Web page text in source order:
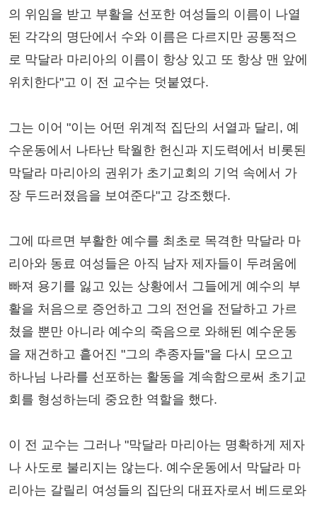
의 위임을 받고 부활을 선포한 여성들의 이름이 나열
된 각각의 명단에서 수와 이름은 다르지만 공통적으
로 막달라 마리아의 이름이 항상 있고 또 항상 맨 앞에
위치한다"고 이 전 교수는 덧붙였다.
그는 이어 "이는 어떤 위계적 집단의 서열과 달리, 예
수운동에서 나타난 탁월한 헌신과 지도력에서 비롯된
막달라 마리아의 권위가 초기교회의 기억 속에서 가
장 두드러졌음을 보여준다"고 강조했다.
그에 따르면 부활한 예수를 최초로 목격한 막달라 마
리아와 동료 여성들은 아직 남자 제자들이 두려움에
빠져 용기를 잃고 있는 상황에서 그들에게 예수의 부
활을 처음으로 증언하고 그의 전언을 전달하고 가르
쳤을 뿐만 아니라 예수의 죽음으로 와해된 예수운동
을 재건하고 흩어진 "그의 추종자들"을 다시 모으고
하나님 나라를 선포하는 활동을 계속함으로써 초기교
회를 형성하는데 중요한 역할을 했다.
이 전 교수는 그러나 "막달라 마리아는 명확하게 제자
나 사도로 불리지는 않는다. 예수운동에서 막달라 마
리아는 갈릴리 여성들의 집단의 대표자로서 베드로와